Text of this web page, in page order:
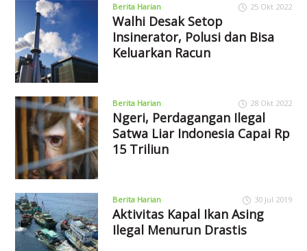
Berita Harian 25 Okt 2022
Walhi Desak Setop
Insinerator, Polusi dan Bisa
Keluarkan Racun
Berita Harian 28 Okt 2022
Ngeri, Perdagangan Ilegal
Satwa Liar Indonesia Capai Rp
15 Triliun
Berita Harian 30 Jul 2019
Aktivitas Kapal Ikan Asing
Ilegal Menurun Drastis